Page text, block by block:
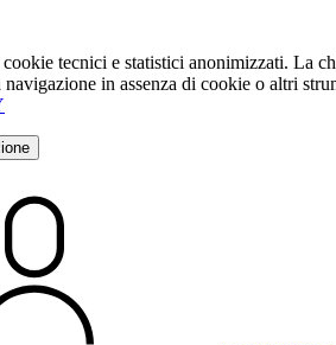
tecnici e statistici anonimizzati. La
in assenza di cookie o altri